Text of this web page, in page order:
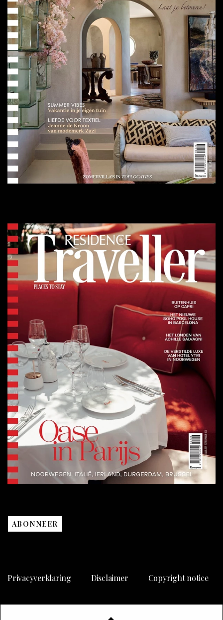
ABONNEER
Privacyverklaring Disclaimer Copyright notice